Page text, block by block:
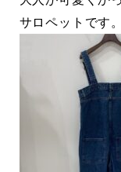
サロペットです。